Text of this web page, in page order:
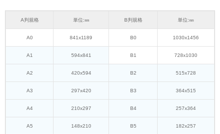
A判規格 単位:㎜ B判規格 単位:㎜
A0 841x1189 B0 1030x1456
A1 594x841 B1 728x1030
A2 420x594 B2 515x728
A3 297x420 B3 364x515
A4 210x297 B4 257x364
A5 148x210 B5 182x257